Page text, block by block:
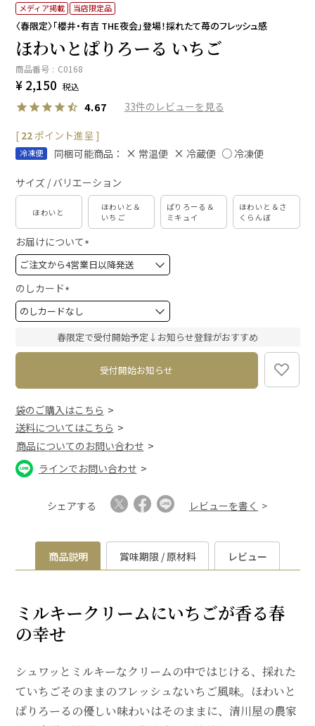
メディア掲載 当店限定品
〈春限定〉「櫻井・有吉 THE夜会」登場！採れたて苺のフレッシュ感
ほわいとぱりろーる いちご
商品番号 C0168
¥ 2,150 税込
4.67 33
[ 22ポイント進呈 ]
冷凍便 同梱可能商品： 常温便 冷蔵便 冷凍便
サイズ / バリエーション
ほわいと
ほわいと＆
いちご
ぱりろーる＆
ミキュイ
ほわいと＆さ
くらんぼ
お届けについて
(
必
)
のしカード
(
必
須
)
春限定で受付開始予定↓お知らせ登録がおすすめ
受付開始お知らせ
袋のご購入はこちら
送料についてはこちら
商品についてのお問い合わせ
ラインでお問い合わせ
シェアする レビューを書く
商品説明 賞味期限 / 原材料 レビュー
ミルキークリームにいちごが香る春
の幸せ
シュワッとミルキーなクリームの中ではじける、採れた
ていちごそのままのフレッシュないちご風味。ほわいと
ぱりろーるの優しい味わいはそのままに、清川屋の農家